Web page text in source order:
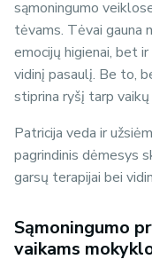
sąmoningumo
tėvams. Tėvai gauna
emocijų higienai, bet
vidinį pasaulį. Be to,
stiprina ryšį tarp vaikų
Patricija veda ir
pagrindinis dėmesys
garsų terapijai bei
Sąmoningumo
vaikams